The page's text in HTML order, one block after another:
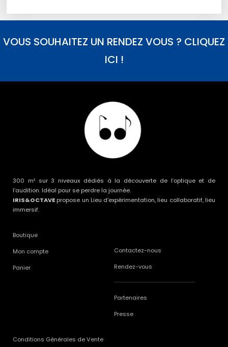
VOUS SOUHAITEZ UN RENDEZ VOUS ? CLIQUEZ
ICI !
300 m² sur 3 niveaux dédiés à la découverte de l’optique et de
l’audition. Idéal pour se perdre la journée.
IRIS&OCTAVE propose un Lieu d’expérimentation, lieu collaboratif, lieu
immersif.
Boutique
Mon compte
Panier
Contactez-nous
Rendez-vous
Partenaires
Presse
Conditions Générales de Vente